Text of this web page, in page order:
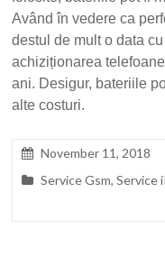
Având în vedere ca
destul de mult o data
achiziționarea
ani. Desigur, bateriile
alte costuri.
November 11, 2018
Service Gsm,Service